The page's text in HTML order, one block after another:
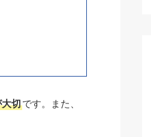
大切です。また、